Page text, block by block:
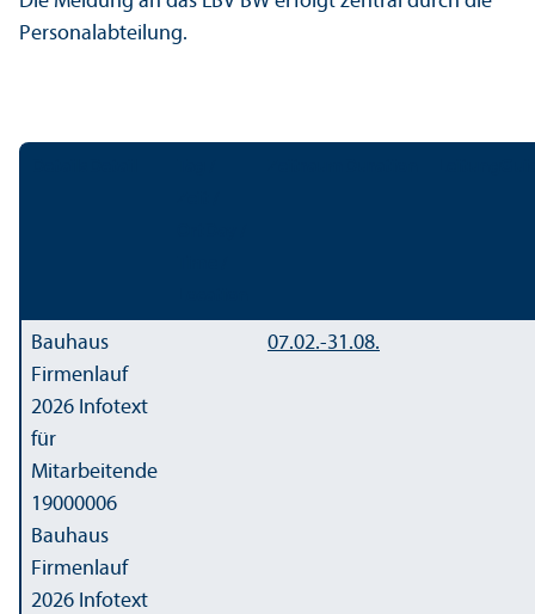
Personalabteilung.
Bauhaus
Firmenlauf
2026 Infotext
für
Mitarbeitende
19000006
Bauhaus
Firmenlauf
2026 Infotext
07.02.-31.08.